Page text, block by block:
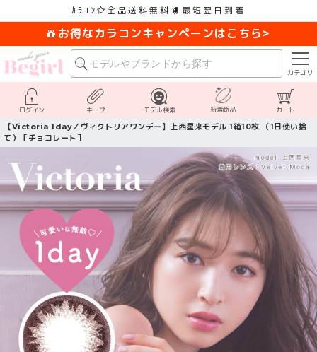
ｶﾗｺﾝ 全品送料無料 最短翌日到着
お得なカラコンキャンペーンはこちら>
カテゴリ
ログイン キープ モデル検索 新着商品 カート
【Victoria 1day／ヴィクトリアワンデー】上西星来モデル 1箱10枚 （1日使い捨
て）［チョコレート］